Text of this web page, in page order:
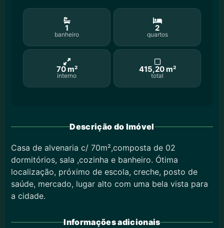
1
banheiro
2
quartos
70 m²
interno
415,20 m²
total
Descrição do Imóvel
Casa de alvenaria c/ 70m²,composta de 02
dormitórios, sala ,cozinha e banheiro. Ótima
localização, próximo de escola, creche, posto de
saúde, mercado, lugar alto com uma bela vista para
a cidade.
Informações adicionais